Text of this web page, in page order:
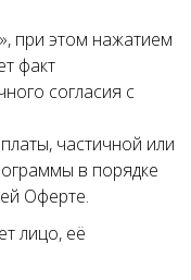
при этом нажатием
факт
согласия с
частичной или
в порядке
Оферте.
лицо, её